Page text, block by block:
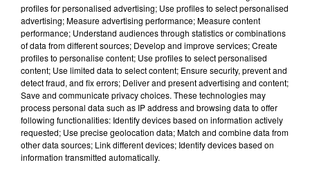
podcasts/2024/01/Sorties-Cine-10012024.mp3
profiles for personalised advertising; Use profiles to select personalised
advertising; Measure advertising performance; Measure content
performance; Understand audiences through statistics or combinations
of data from different sources; Develop and improve services; Create
profiles to personalise content; Use profiles to select personalised
content; Use limited data to select content; Ensure security, prevent and
detect fraud, and fix errors; Deliver and present advertising and content;
Save and communicate privacy choices. These technologies may
process personal data such as IP address and browsing data to offer
following functionalities: Identify devices based on information actively
requested; Use precise geolocation data; Match and combine data from
other data sources; Link different devices; Identify devices based on
information transmitted automatically.